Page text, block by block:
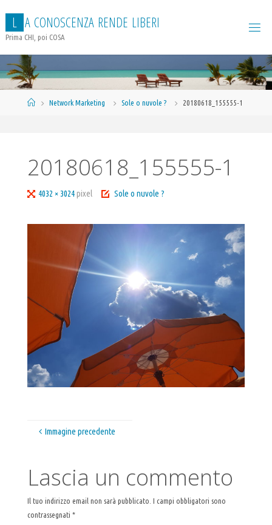
contenuto
L A CONOSCENZA RENDE LIBERI
Prima CHI, poi COSA
HomeNetwork Marketing Sole o nuvole ? 20180618_155555-1
20180618_155555-1
Tutta4032 × 3024pixel Sole o nuvole ?
Immagine precedente
Lascia un commento
Il tuo indirizzo email non sarà pubblicato. I campi obbligatori sono
contrassegnati *